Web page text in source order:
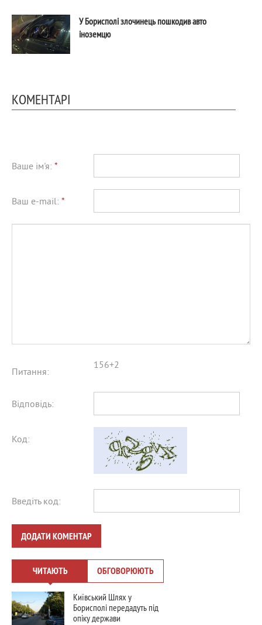
У Борисполі злочинець пошкодив авто
іноземцю
КОМЕНТАРІ
Ваше ім'я: *
Ваш e-mail: *
Питання:
156+2
Відповідь:
Код:
Введіть код:
ДОДАТИ КОМЕНТАР
ЧИТАЮТЬ ОБГОВОРЮЮТЬ
Київський Шлях у
Борисполі передадуть під
опіку держави